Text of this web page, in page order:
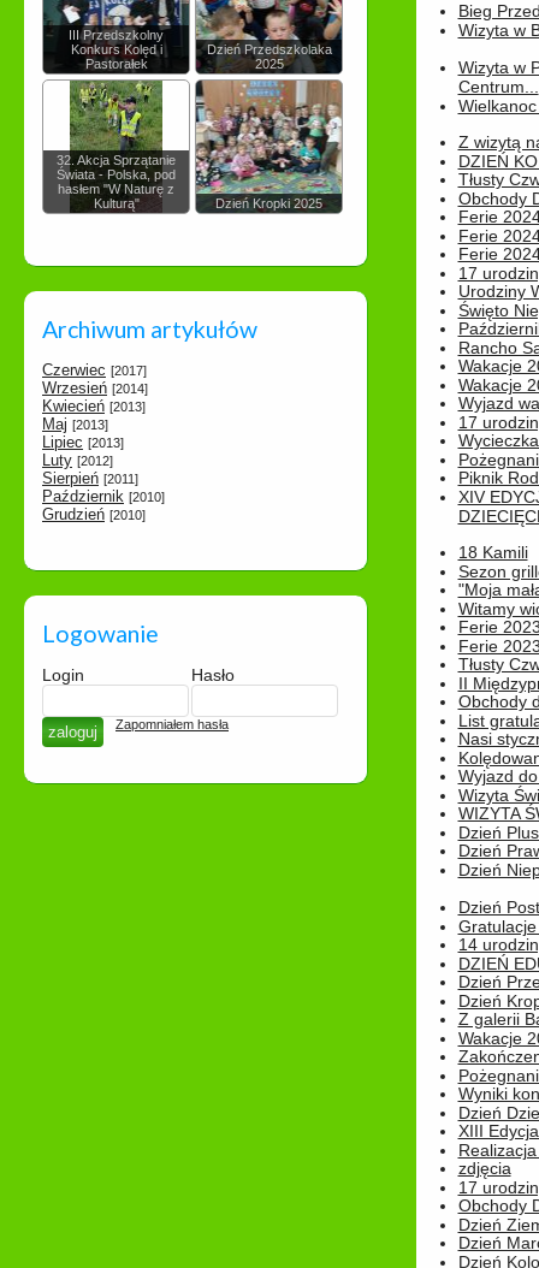
III Przedszkolny
Konkurs Kolęd i
Pastorałek
Dzień Przedszkolaka
2025
32. Akcja Sprzątanie
Świata - Polska, pod
hasłem "W Naturę z
Kulturą"
Dzień Kropki 2025
Archiwum artykułów
Czerwiec [2017]
Wrzesień [2014]
Kwiecień [2013]
Maj [2013]
Lipiec [2013]
Luty [2012]
Sierpień [2011]
Październik [2010]
Grudzień [2010]
Logowanie
Login Hasło
Zapomniałem hasła
Bieg
Wizyta w
Wizyta w
Centrum...
Z wizytą
DZIEŃ
Tłusty
Obchody
Ferie
Ferie
Ferie
17
Urodziny
Święto
Rancho
Wakacje
Wakacje
Wyjazd
17
Piknik
XIV
18 Kamili
Sezon
"Moja
Witamy
Ferie
Ferie
Tłusty
II
Obchody
List
Nasi
Wyjazd
Wizyta
WIZYTA
Dzień
Dzień
Dzień
Dzień
14
DZIEŃ
Dzień
Dzień
Z galerii
Wakacje
Wyniki
Dzień
XIII
zdjęcia
17
Obchody
Dzień
Dzień
Dzień